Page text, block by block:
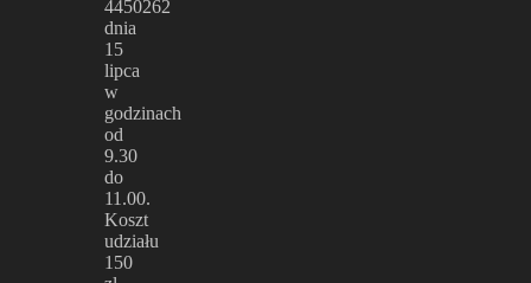
4450262
dnia
15
lipca
w
godzinach
od
9.30
do
11.00.
Koszt
udziału
150